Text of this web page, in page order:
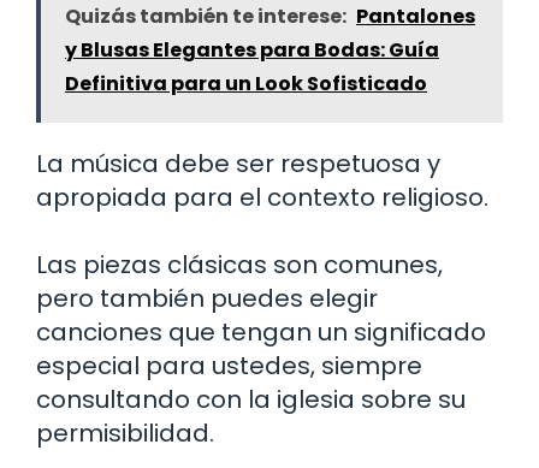
Quizás también te interese: Pantalones
y Blusas Elegantes para Bodas: Guía
Definitiva para un Look Sofisticado
La música debe ser respetuosa y
apropiada para el contexto religioso.
Las piezas clásicas son comunes,
pero también puedes elegir
canciones que tengan un significado
especial para ustedes, siempre
consultando con la iglesia sobre su
permisibilidad.